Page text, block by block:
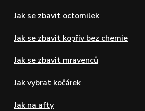
Jak se zbavit octomilek
Jak se zbavit kopřiv bez chemie
Jak se zbavit mravenců
Jak vybrat kočárek
Jak na afty